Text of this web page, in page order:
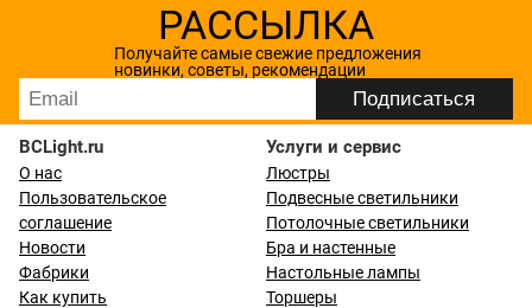
РАССЫЛКА
Получайте самые свежие предложения
новинки, советы, рекомендации
BCLight.ru
О нас
Пользовательское
соглашение
Новости
Фабрики
Как купить
Услуги и сервис
Люстры
Подвесные светильники
Потолочные светильники
Бра и настенные
Настольные лампы
Торшеры